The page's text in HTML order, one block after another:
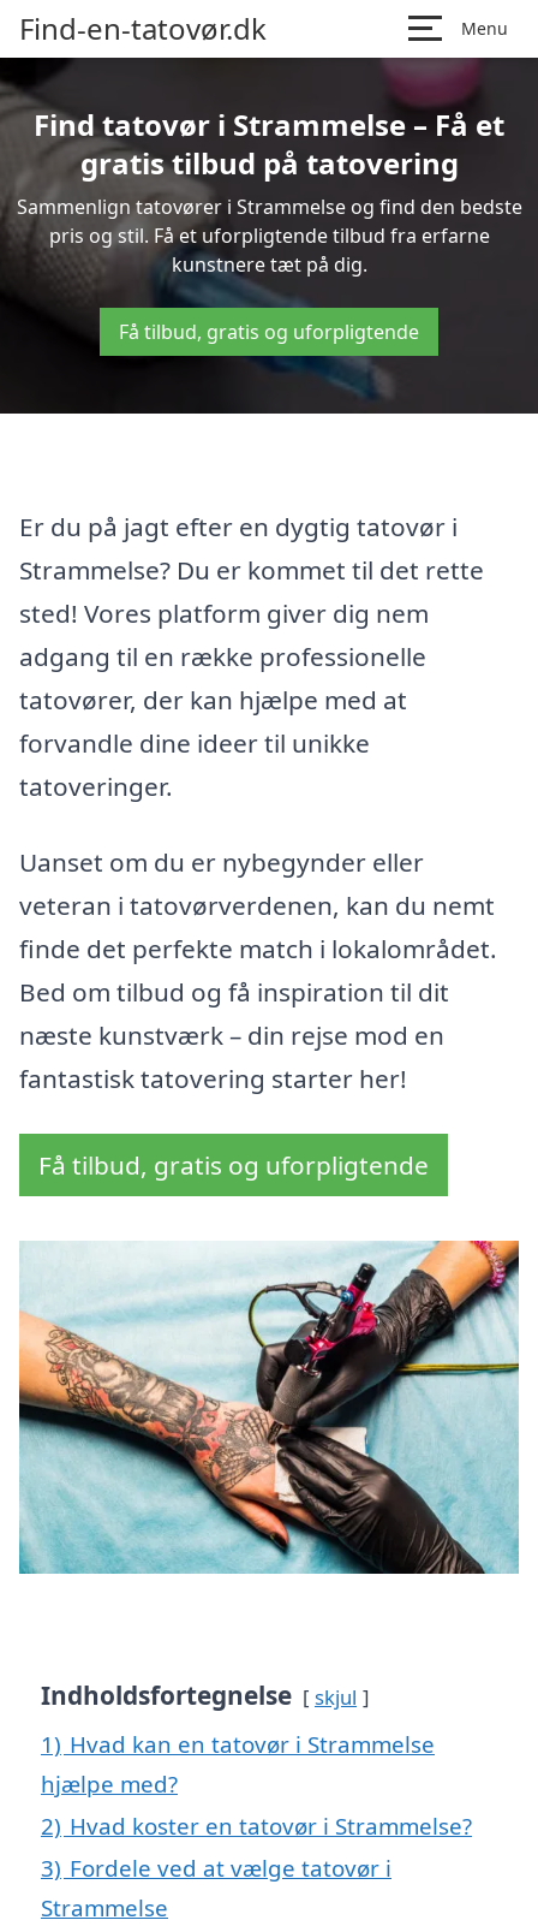
Find-en-tatovør.dk Menu
Find tatovør i Strammelse – Få et
gratis tilbud på tatovering
Sammenlign tatovører i Strammelse og find den bedste
pris og stil. Få et uforpligtende tilbud fra erfarne
kunstnere tæt på dig.
Få tilbud, gratis og uforpligtende
Er du på jagt efter en dygtig tatovør i
Strammelse? Du er kommet til det rette
sted! Vores platform giver dig nem
adgang til en række professionelle
tatovører, der kan hjælpe med at
forvandle dine ideer til unikke
tatoveringer.
Uanset om du er nybegynder eller
veteran i tatovørverdenen, kan du nemt
finde det perfekte match i lokalområdet.
Bed om tilbud og få inspiration til dit
næste kunstværk – din rejse mod en
fantastisk tatovering starter her!
Få tilbud, gratis og uforpligtende
Indholdsfortegnelse skjul
1) Hvad kan en tatovør i Strammelse
hjælpe med?
2) Hvad koster en tatovør i Strammelse?
3) Fordele ved at vælge tatovør i
Strammelse